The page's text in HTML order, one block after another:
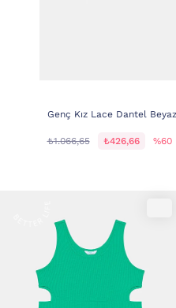
Genç Kız Lace Dantel
₺1.066,65 ₺426,66 %60